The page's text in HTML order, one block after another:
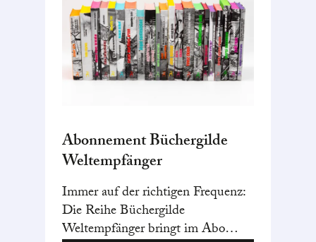
Abonnement Büchergilde
Weltempfänger
Immer auf der richtigen Frequenz:
Die Reihe Büchergilde
Weltempfänger bringt im Abo